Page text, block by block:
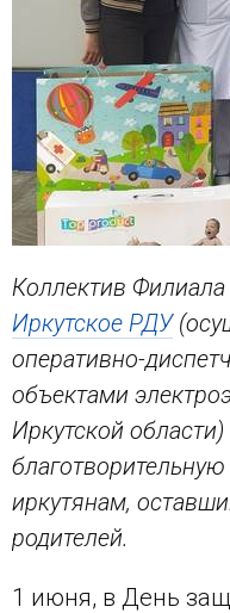
Коллектив
Иркутское РДУ
оперативно-
объектами
Иркутской
иркутянам,
родителей.
1 июня, в День